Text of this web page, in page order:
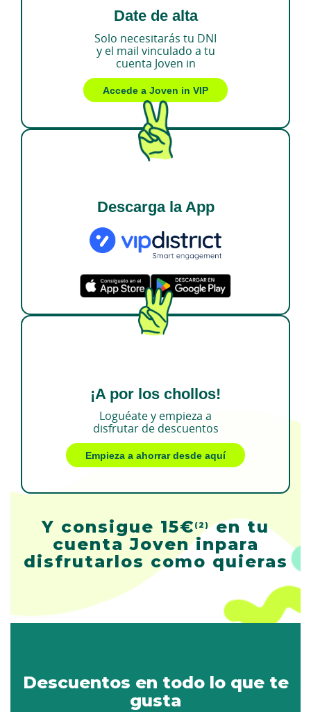
Date de alta
Solo necesitarás tu DNI
y el mail vinculado a tu
cuenta Joven in
Accede a Joven in VIP
Descarga la App
¡A por los chollos!
Loguéate y empieza a
disfrutar de descuentos
Empieza a ahorrar desde aquí
Y consigue 15€ (2) en tu
cuenta Joven inpara
disfrutarlos como quieras
Descuentos en todo lo que te
gusta